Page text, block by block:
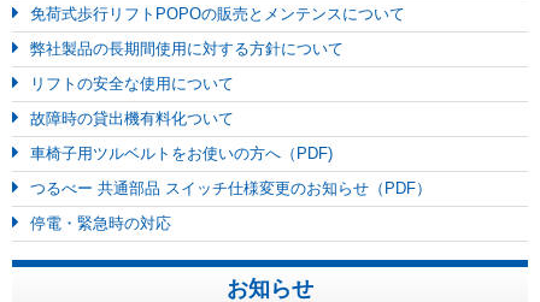
免荷式歩行リフトPOPOの販売とメンテンスについて
弊社製品の長期間使用に対する方針について
リフトの安全な使用について
故障時の貸出機有料化ついて
車椅子用ツルベルトをお使いの方へ（PDF)
つるべー 共通部品 スイッチ仕様変更のお知らせ（PDF）
停電・緊急時の対応
お知らせ